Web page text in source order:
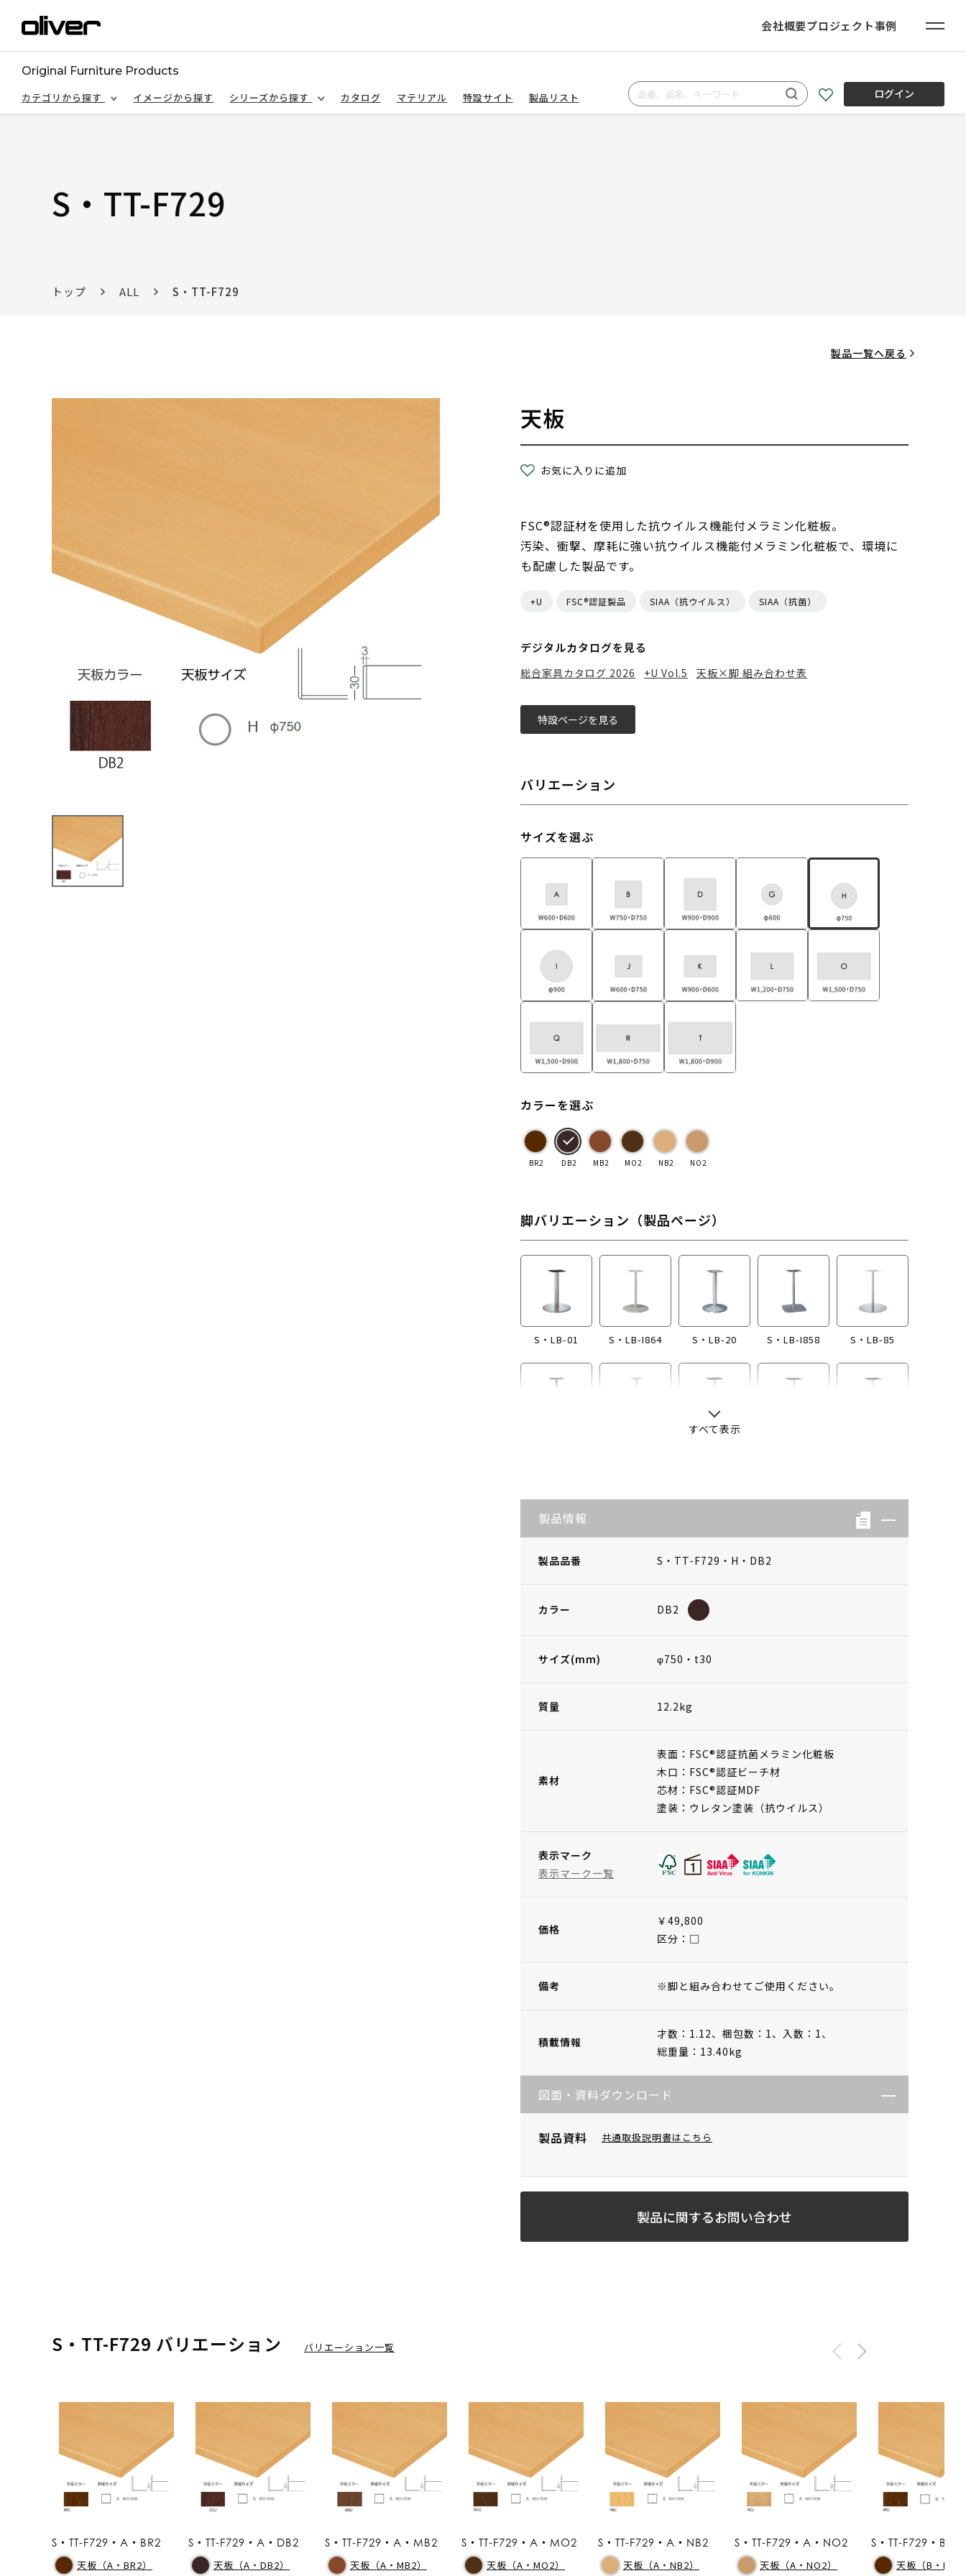
会社概要プロジェクト事例
Original Furniture Products
カテゴリから探す
イメージから探す シリーズから探す カタログ マテリアル 特設サイト 製品リスト ログイン
S・TT-F729
トップ ALL S・TT-F729
製品一覧へ戻る
天板
お気に入りに追加
FSC®認証材を使用した抗ウイルス機能付メラミン化粧板。
汚染、衝撃、摩耗に強い抗ウイルス機能付メラミン化粧板で、環境に
も配慮した製品です。
+U FSC®認証製品 SIAA（抗ウイルス） SIAA（抗菌）
デジタルカタログを見る
総合家具カタログ 2026 +U Vol.5 天板×脚 組み合わせ表
特設ページを見る
バリエーション
サイズを選ぶ
カラーを選ぶ
BR2 DB2 MB2 MO2 NB2 NO2
脚バリエーション（製品ページ）
S・LB-01 S・LB-I864 S・LB-20 S・LB-I858 S・LB-85
すべて表示
製品情報
製品品番 S・TT-F729・H・DB2
カラー DB2
サイズ(mm) φ750・t30
質量 12.2kg
素材
表面：FSC®認証抗菌メラミン化粧板
木口：FSC®認証ビーチ材
芯材：FSC®認証MDF
塗装：ウレタン塗装（抗ウイルス）
表示マーク
表示マーク一覧
価格
￥49,800
区分：□
備考 ※脚と組み合わせてご使用ください。
積載情報
才数：1.12、 梱包数：1、 入数：1、
総重量：13.40kg
図面・資料ダウンロード
製品資料 共通取扱説明書はこちら
製品に関するお問い合わせ
S・TT-F729 バリエーション バリエーション一覧
S・TT-F729・A・BR2
天板（A・BR2）
S・TT-F729・A・DB2
天板（A・DB2）
S・TT-F729・A・MB2
天板（A・MB2）
S・TT-F729・A・MO2
天板（A・MO2）
S・TT-F729・A・NB2
天板（A・NB2）
S・TT-F729・A・NO2
天板（A・NO2）
S・TT-F729・B・
天板（B・BR2